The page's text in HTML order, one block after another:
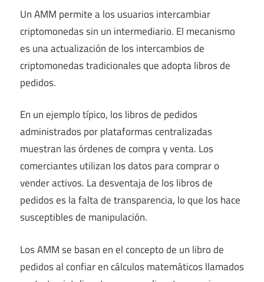
Un AMM permite a los usuarios intercambiar
criptomonedas sin un intermediario. El mecanismo
es una actualización de los intercambios de
criptomonedas tradicionales que adopta libros de
pedidos.
En un ejemplo típico, los libros de pedidos
administrados por plataformas centralizadas
muestran las órdenes de compra y venta. Los
comerciantes utilizan los datos para comprar o
vender activos. La desventaja de los libros de
pedidos es la falta de transparencia, lo que los hace
susceptibles de manipulación.
Los AMM se basan en el concepto de un libro de
pedidos al confiar en cálculos matemáticos llamados